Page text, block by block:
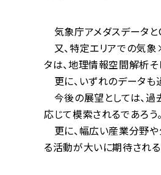
気象庁アメダスデータと
又、特定エリアでの気
タは、地理情報空間解析
更に、いずれのデータも
今後の展望としては、過
応じて模索されるであろう。
更に、幅広い産業分野
る活動が大いに期待される